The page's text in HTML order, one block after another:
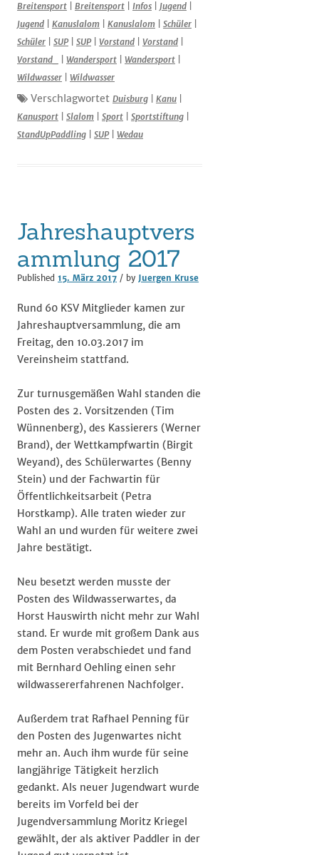
Breitensport
Breitensport Infos Jugend
Jugend
Kanuslalom Kanuslalom Schüler
Schüler
SUP| SUP| Vorstand Vorstand
Vorstand_
Wandersport Wandersport
Wildwasser
Wildwasser
Verschlagwortet Duisburg Kanu
Kanusport
Slalom Sport Sportstiftung
StandUpPaddling
SUP| Wedau
Jahreshauptvers
ammlung 2017
Published 15. März 2017 / by Juergen Kruse
Rund 60 KSV Mitglieder kamen zur
Jahreshauptversammlung, die am
Freitag, den 10.03.2017 im
Vereinsheim stattfand.
Zur turnusgemäßen Wahl standen die
Posten des 2. Vorsitzenden (Tim
Wünnenberg), des Kassierers (Werner
Brand), der Wettkampfwartin (Birgit
Weyand), des Schülerwartes (Benny
Stein) und der Fachwartin für
Öffentlichkeitsarbeit (Petra
Horstkamp). Alle traten wieder zur
Wahl an und wurden für weitere zwei
Jahre bestätigt.
Neu besetzt werden musste der
Posten des Wildwasserwartes, da
Horst Hauswirth nicht mehr zur Wahl
stand. Er wurde mit großem Dank aus
dem Posten verabschiedet und fand
mit Bernhard Oehling einen sehr
wildwassererfahrenen Nachfolger.
Außerdem trat Rafhael Penning für
den Posten des Jugenwartes nicht
mehr an. Auch ihm wurde für seine
langjährige Tätigkeit herzlich
gedankt. Als neuer Jugendwart wurde
bereits im Vorfeld bei der
Jugendversammlung Moritz Kriegel
gewählt, der als aktiver Paddler in der